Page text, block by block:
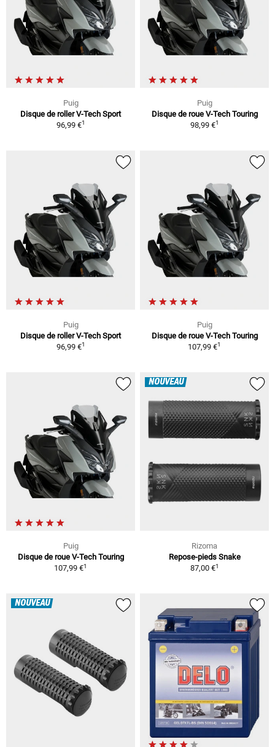
Puig
Disque de roller V-Tech Sport
96,99 €1
Puig
Disque de roue V-Tech Touring
98,99 €1
Puig
Disque de roller V-Tech Sport
96,99 €1
Puig
Disque de roue V-Tech Touring
107,99 €1
Puig
Disque de roue V-Tech Touring
107,99 €1
NOUVEAU
Rizoma
Repose-pieds Snake
87,00 €1
NOUVEAU